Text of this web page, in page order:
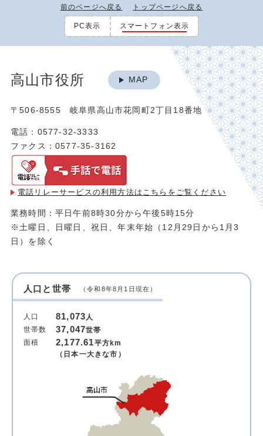
前のページへ戻る トップページへ戻る
PC表示 スマートフォン表示
高山市役所 MAP
〒506-8555 岐阜県高山市花岡町2丁目18番地
電話：0577-32-3333
ファクス：0577-35-3162
電話リレーサービスの利用方法は こちらをご覧ください
業務時間：平日午前8時30分から午後5時15分
※土曜日、日曜日、祝日、年末年始（12月29日から1月3
日）を除く
人口と世帯 （令和8年8月1日現在）
人口 81,073人
世帯数
37,047世帯
面積
2,177.61平方km
（日本一大きな市）